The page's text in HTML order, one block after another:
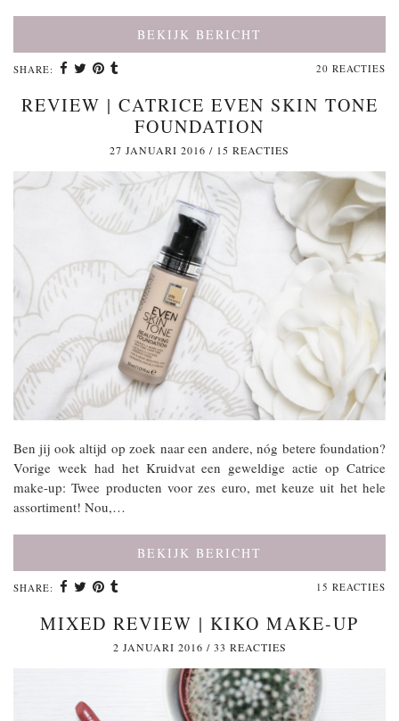
BEKIJK BERICHT
SHARE: 20 REACTIES
REVIEW | CATRICE EVEN SKIN TONE
FOUNDATION
27 JANUARI 2016 / 15 REACTIES
Ben jij ook altijd op zoek naar een andere, nóg betere foundation?
Vorige week had het Kruidvat een geweldige actie op Catrice
make-up: Twee producten voor zes euro, met keuze uit het hele
assortiment! Nou,…
BEKIJK BERICHT
SHARE: 15 REACTIES
MIXED REVIEW | KIKO MAKE-UP
2 JANUARI 2016 / 33 REACTIES